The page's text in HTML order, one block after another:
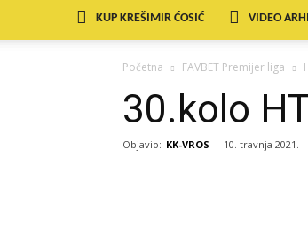
KUP KREŠIMIR ĆOSIĆ VIDEO
Početna FAVBET Premijer liga
30.kolo
Objavio: KK-VROS - 10. travnja 2021.